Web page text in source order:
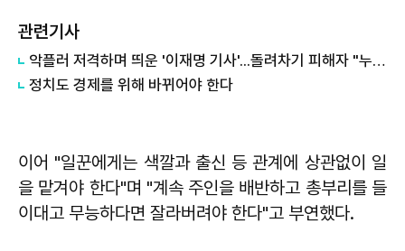
관련기사
악플러 저격하며 띄운 '이재명 기사'...돌려차기 피해자 "누가 안 읽었나 보라"
정치도 경제를 위해 바뀌어야 한다
이어 "일꾼에게는 색깔과 출신 등 관계에 상관없이 일
을 맡겨야 한다"며 "계속 주인을 배반하고 총부리를 들
이대고 무능하다면 잘라버려야 한다"고 부연했다.